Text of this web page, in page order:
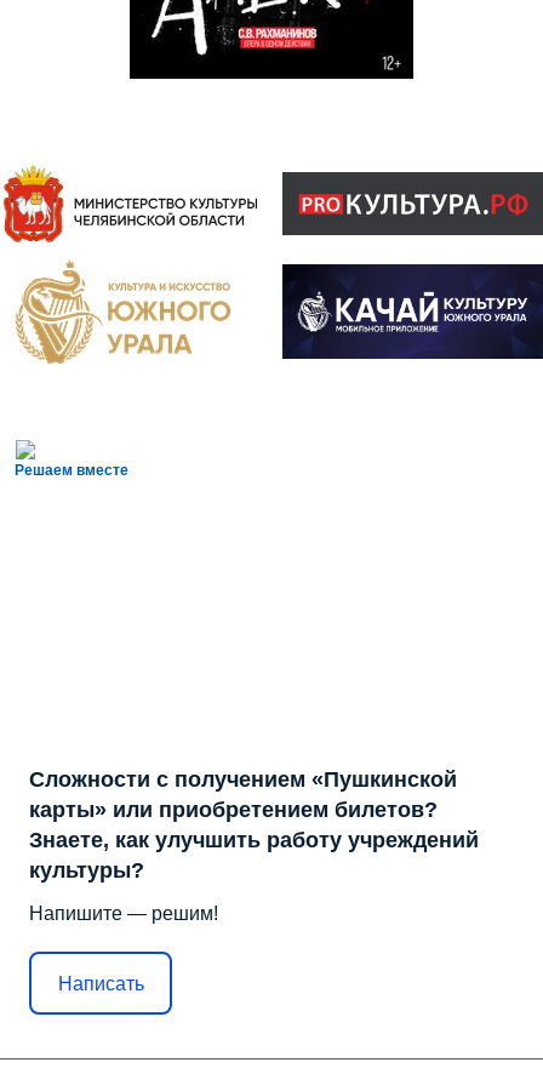
Решаем вместе
Сложности с получением «Пушкинской
карты» или приобретением билетов?
Знаете, как улучшить работу учреждений
культуры?
Напишите — решим!
Написать